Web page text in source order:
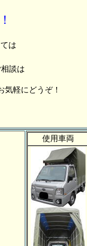
は
談は
気軽にどうぞ！
使用車両